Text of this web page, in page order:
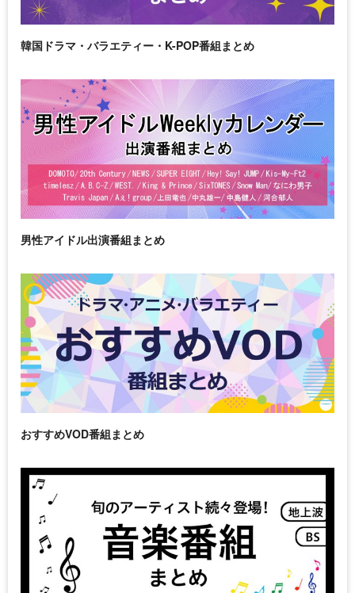
韓国ドラマ・バラエティー・K-POP番組まとめ
男性アイドル出演番組まとめ
おすすめVOD番組まとめ